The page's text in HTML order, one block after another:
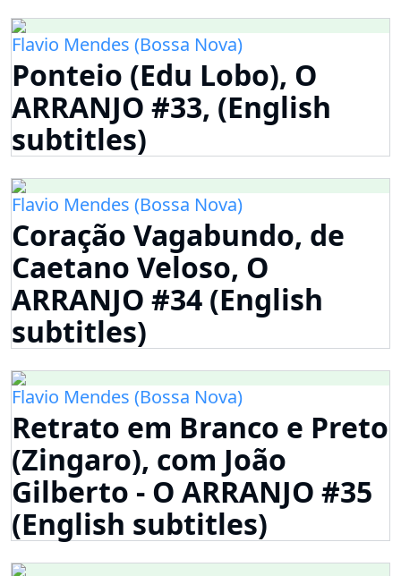
Flavio Mendes (Bossa Nova)
Ponteio (Edu Lobo), O
ARRANJO #33, (English
subtitles)
Flavio Mendes (Bossa Nova)
Coração Vagabundo, de
Caetano Veloso, O
ARRANJO #34 (English
subtitles)
Flavio Mendes (Bossa Nova)
Retrato em Branco e Preto
(Zingaro), com João
Gilberto - O ARRANJO #35
(English subtitles)